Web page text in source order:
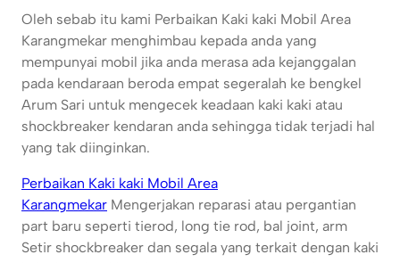
Oleh sebab itu kami Perbaikan Kaki kaki Mobil Area
Karangmekar menghimbau kepada anda yang
mempunyai mobil jika anda merasa ada kejanggalan
pada kendaraan beroda empat segeralah ke bengkel
Arum Sari untuk mengecek keadaan kaki kaki atau
shockbreaker kendaran anda sehingga tidak terjadi hal
yang tak diinginkan.
Perbaikan Kaki kaki Mobil Area
Karangmekar Mengerjakan reparasi atau pergantian
part baru seperti tierod, long tie rod, bal joint, arm
Setir shockbreaker dan segala yang terkait dengan kaki